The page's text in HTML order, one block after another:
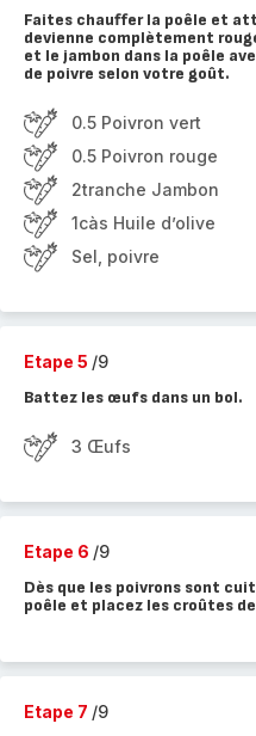
Faites chauffer la poêle et
devienne complètement
et le jambon dans la poêle
de poivre selon votre goût.
0.5 Poivron vert
0.5 Poivron rouge
2tranche Jambon
1càs Huile d’olive
Sel, poivre
Etape 5 /9
Battez les œufs dans un bol.
3 Œufs
Etape 6 /9
Dès que les poivrons sont
poêle et placez les croûtes
Etape 7 /9